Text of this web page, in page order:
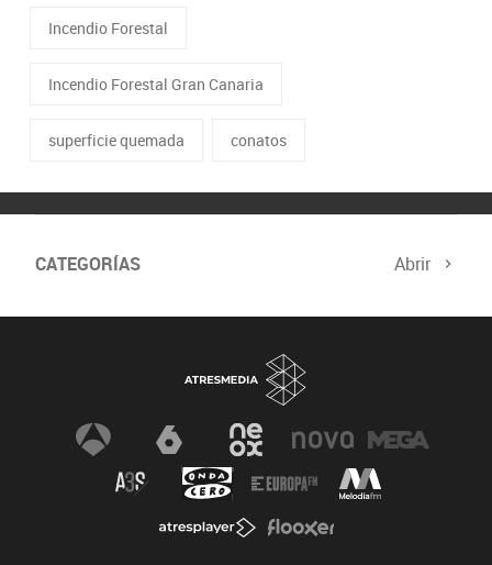
Incendio Forestal
Incendio Forestal Gran Canaria
superficie quemada conatos
CATEGORÍAS Abrir
Biodiversidad Cambio Climático